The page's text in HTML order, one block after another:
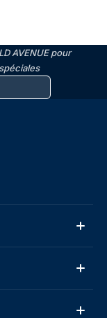
AVENUE pour